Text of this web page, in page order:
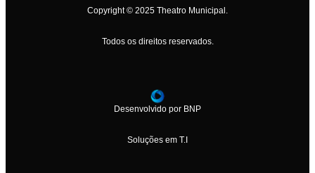
Copyright © 2025 Theatro Municipal.
Todos os direitos reservados.
Desenvolvido por BNP
Soluções em T.I